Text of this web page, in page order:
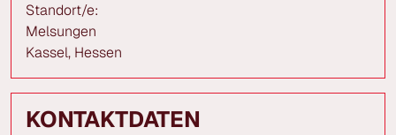
Standort/e:
Melsungen
Kassel, Hessen
KONTAKTDATEN